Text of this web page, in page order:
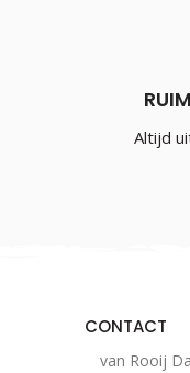
Altijd
CONTACT
van Rooij